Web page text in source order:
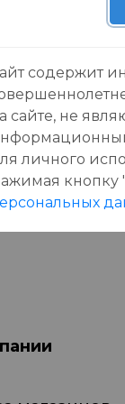
содержит
сайте, не
личного
кнопку